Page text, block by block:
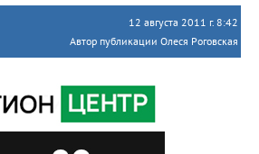
12 августа 2011 г. 8:42
Автор публикации Олеся Роговская